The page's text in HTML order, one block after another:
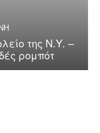
της Ν.Υ. –
ρομπότ